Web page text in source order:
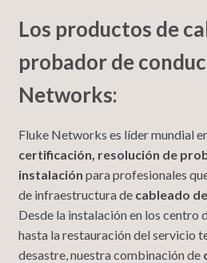
Los productos de
probador de
Networks:
Fluke Networks es líder mundial
certificación, resolución de
instalación para profesionales
de infraestructura de cableado
Desde la instalación en los centro
hasta la restauración del servicio
desastre, nuestra combinación de